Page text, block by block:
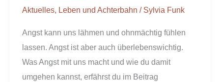
Aktuelles, Leben und Achterbahn / Sylvia Funk
Angst kann uns lähmen und ohnmächtig fühlen
lassen. Angst ist aber auch überlebenswichtig.
Was Angst mit uns macht und wie du damit
umgehen kannst, erfährst du im Beitrag
uns